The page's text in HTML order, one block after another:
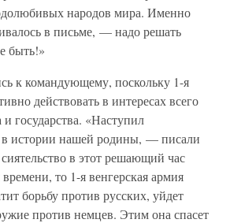
народов мира. Именно
в письме, — надо решать
быть!»
к командующему, поскольку 1-я
действовать в интересах всего
и государства. «Наступил
истории нашей родины, — писали
в этот решающий час
то 1-я венгерская армия
борьбу против русских, уйдет
против немцев. Этим она спасет